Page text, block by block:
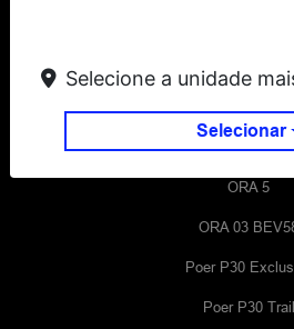
Haval H6 GT
Tank 300
ORA 5
ORA 03
Poer P30
Poer P30 Trail
Selecione a unidade
Selecionar